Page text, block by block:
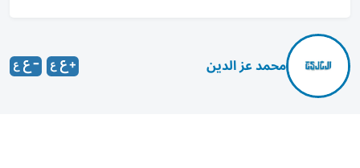
محمد عز الدين